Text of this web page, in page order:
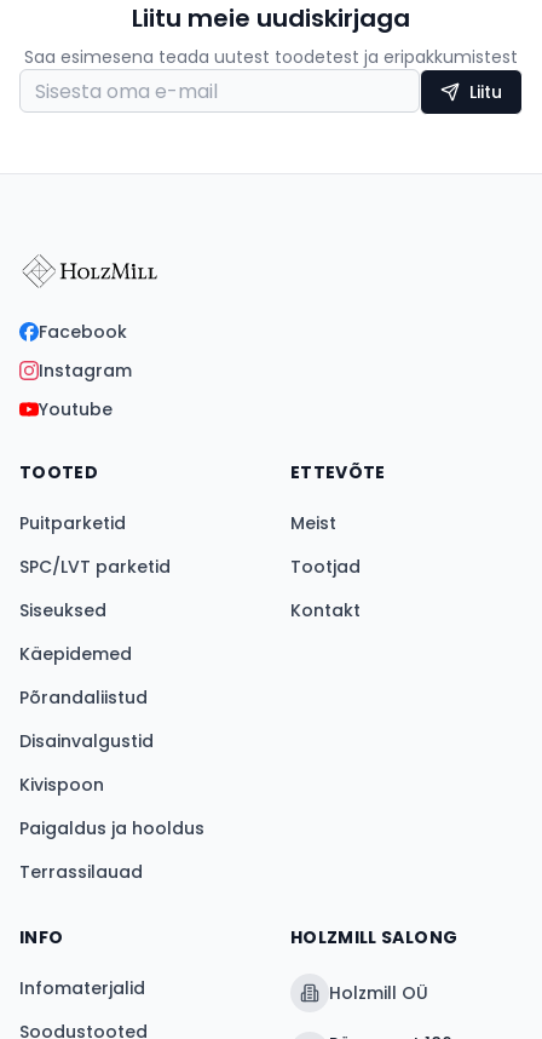
Liitu meie uudiskirjaga
Saa esimesena teada uutest toodetest ja eripakkumistest
Liitu
Facebook
Instagram
Youtube
TOOTED
Puitparketid
SPC/LVT parketid
Siseuksed
Käepidemed
Põrandaliistud
Disainvalgustid
Kivispoon
Paigaldus ja hooldus
Terrassilauad
ETTEVÕTE
Meist
Tootjad
Kontakt
INFO
Infomaterjalid
Soodustooted
HOLZMILL SALONG
Holzmill OÜ